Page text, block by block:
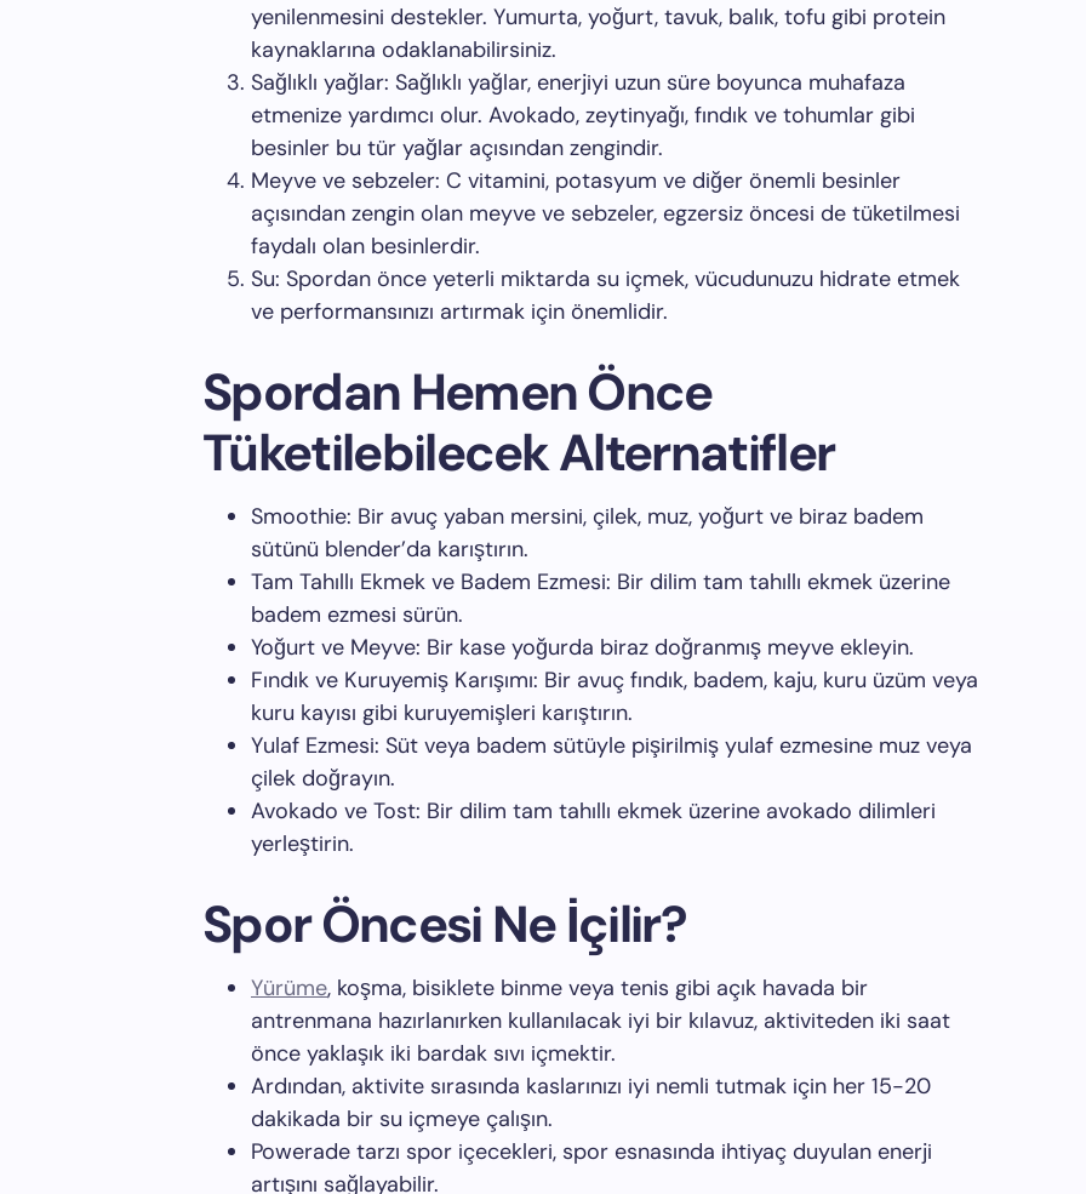
yenilenmesini destekler. Yumurta, yoğurt, tavuk, balık, tofu gibi protein
kaynaklarına odaklanabilirsiniz.
Sağlıklı yağlar: Sağlıklı yağlar, enerjiyi uzun süre boyunca muhafaza
etmenize yardımcı olur. Avokado, zeytinyağı, fındık ve tohumlar gibi
besinler bu tür yağlar açısından zengindir.
Meyve ve sebzeler: C vitamini, potasyum ve diğer önemli besinler
açısından zengin olan meyve ve sebzeler, egzersiz öncesi de tüketilmesi
faydalı olan besinlerdir.
Su: Spordan önce yeterli miktarda su içmek, vücudunuzu hidrate etmek
ve performansınızı artırmak için önemlidir.
Spordan Hemen Önce
Tüketilebilecek Alternatifler
Smoothie: Bir avuç yaban mersini, çilek, muz, yoğurt ve biraz badem
sütünü blender’da karıştırın.
Tam Tahıllı Ekmek ve Badem Ezmesi: Bir dilim tam tahıllı ekmek üzerine
badem ezmesi sürün.
Yoğurt ve Meyve: Bir kase yoğurda biraz doğranmış meyve ekleyin.
Fındık ve Kuruyemiş Karışımı: Bir avuç fındık, badem, kaju, kuru üzüm veya
kuru kayısı gibi kuruyemişleri karıştırın.
Yulaf Ezmesi: Süt veya badem sütüyle pişirilmiş yulaf ezmesine muz veya
çilek doğrayın.
Avokado ve Tost: Bir dilim tam tahıllı ekmek üzerine avokado dilimleri
yerleştirin.
Spor Öncesi Ne İçilir?
Yürüme, koşma, bisiklete binme veya tenis gibi açık havada bir
antrenmana hazırlanırken kullanılacak iyi bir kılavuz, aktiviteden iki saat
önce yaklaşık iki bardak sıvı içmektir.
Ardından, aktivite sırasında kaslarınızı iyi nemli tutmak için her 15-20
dakikada bir su içmeye çalışın.
Powerade tarzı spor içecekleri, spor esnasında ihtiyaç duyulan enerji
artışını sağlayabilir.